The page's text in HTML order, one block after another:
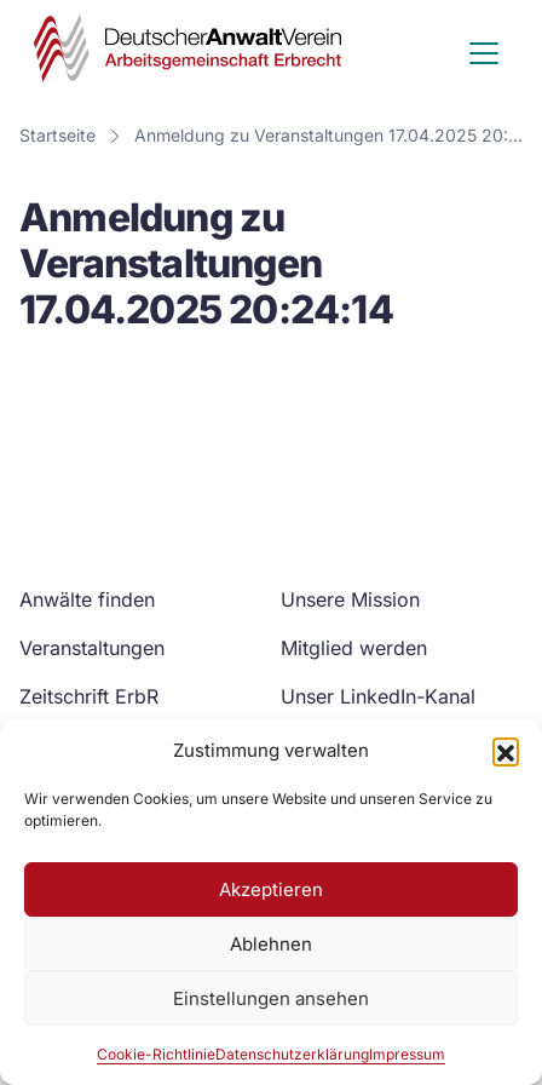
Zustimmung verwalten
Wir verwenden Cookies, um unsere Website und unseren Service zu
optimieren.
Akzeptieren
Ablehnen
Einstellungen ansehen
Cookie-RichtlinieDatenschutzerklärungImpressum
Deutscher
Anwalt
Verein
Startseite Anmeldung zu Veranstaltungen 17.04.2025 20:24:14
Anmeldung zu
Veranstaltungen
17.04.2025 20:24:14
Anwälte finden
Veranstaltungen
Zeitschrift ErbR
Unsere Mission
Mitglied werden
Unser LinkedIn-Kanal
Unser YouTube-Kanal
Zur DAV Webseite